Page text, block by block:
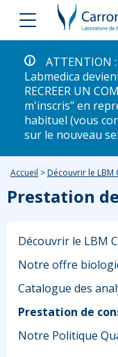
ATTENTION
Labmedica
RECREER UN
m'inscris" en
habituel (vous
sur le nouveau
Accueil > Découvrir le LBM
Prestation
Découvrir le LBM
Notre offre
Catalogue des
Prestation de
Notre Politique